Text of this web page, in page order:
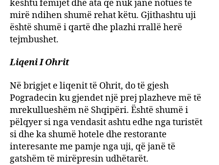
kështu fëmijët dhe ata që nuk janë notues të
mirë ndihen shumë rehat këtu. Gjithashtu uji
është shumë i qartë dhe plazhi rrallë herë
tejmbushet.
Liqeni I Ohrit
Në brigjet e liqenit të Ohrit, do të gjesh
Pogradecin ku gjendet një prej plazheve më të
mrekullueshëm në Shqipëri. Është shumë i
pëlqyer si nga vendasit ashtu edhe nga turistët
si dhe ka shumë hotele dhe restorante
interesante me pamje nga uji, që janë të
gatshëm të mirëpresin udhëtarët.